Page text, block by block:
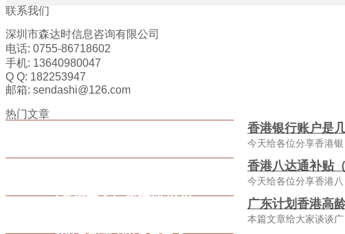
联系我们
深圳市森达时信息咨询有限公司
电话: 0755-86718602
手机: 13640980047
Q Q: 182253947
邮箱: sendashi@126.com
热门文章
香港银行账户是
今天给各位分享香港银
香港八达通补贴
今天给各位分享香港八
广东计划香港高
本篇文章给大家谈谈广